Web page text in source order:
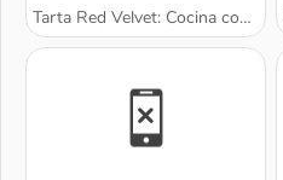
Tarta Red Velvet: Cocina con Sara